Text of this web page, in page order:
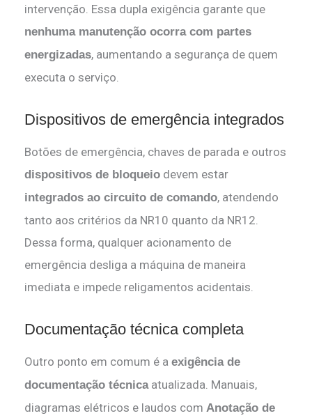
intervenção. Essa dupla exigência garante que
nenhuma manutenção ocorra com partes
energizadas, aumentando a segurança de quem
executa o serviço.
Dispositivos de emergência integrados
Botões de emergência, chaves de parada e outros
dispositivos de bloqueio devem estar
integrados ao circuito de comando, atendendo
tanto aos critérios da NR10 quanto da NR12.
Dessa forma, qualquer acionamento de
emergência desliga a máquina de maneira
imediata e impede religamentos acidentais.
Documentação técnica completa
Outro ponto em comum é a exigência de
documentação técnicaatualizada. Manuais,
diagramas elétricos e laudos com Anotação de